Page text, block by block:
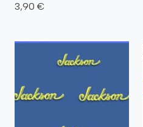
3,90 €